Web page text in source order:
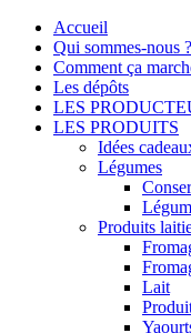
Accueil
Qui sommes-nous ?
Comment ça
Les dépôts
LES
LES PRODUITS
Idées
Légumes
Produits
Lait